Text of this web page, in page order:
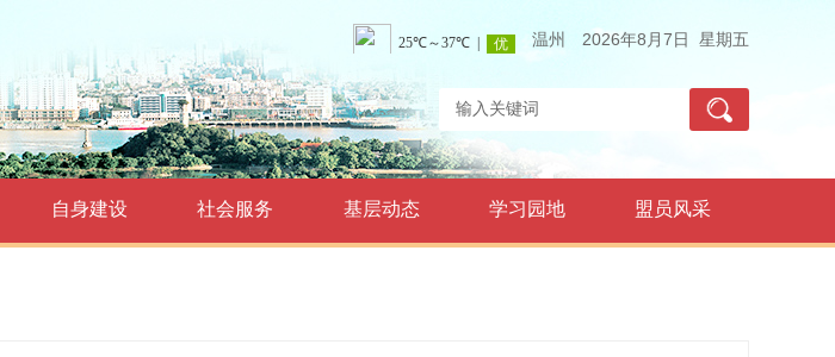
温州 2026年8月7日 星期五
自身建设 社会服务 基层动态 学习园地 盟员风采